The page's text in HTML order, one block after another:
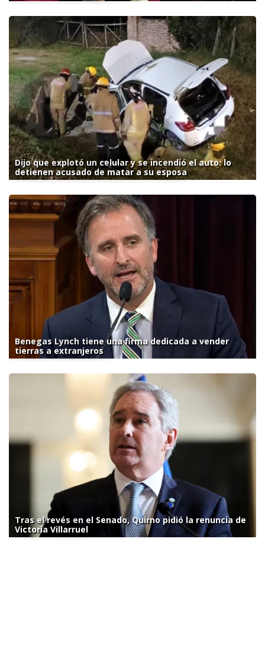
Dijo que explotó un celular y se incendió el auto: lo
detienen acusado de matar a su esposa
Benegas Lynch tiene una firma dedicada a vender
tierras a extranjeros
Tras el revés en el Senado, Quirno pidió la renuncia de
Victoria Villarruel